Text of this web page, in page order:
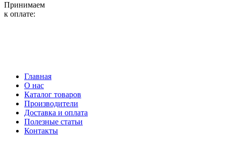
Принимаем
к оплате:
Главная
О нас
Каталог товаров
Производители
Доставка и оплата
Полезные статьи
Контакты